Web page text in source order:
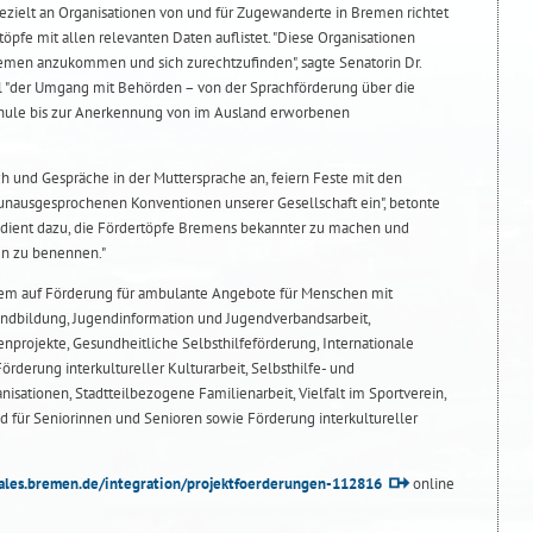
an Organisationen von und für Zugewanderte in Bremen richtet
mit allen relevanten Daten auflistet. "Diese Organisationen
anzukommen und sich zurechtzufinden", sagte Senatorin Dr.
Umgang mit Behörden – von der Sprachförderung über die
bis zur Anerkennung von im Ausland erworbenen
und Gespräche in der Muttersprache an, feiern Feste mit den
Konventionen unserer Gesellschaft ein", betonte
dazu, die Fördertöpfe Bremens bekannter zu machen und
zu benennen."
auf Förderung für ambulante Angebote für Menschen mit
Jugendinformation und Jugendverbandsarbeit,
Gesundheitliche Selbsthilfeförderung, Internationale
interkultureller Kulturarbeit, Selbsthilfe- und
Stadtteilbezogene Familienarbeit, Vielfalt im Sportverein,
für Seniorinnen und Senioren sowie Förderung interkultureller
integration/projektfoerderungen-112816 online